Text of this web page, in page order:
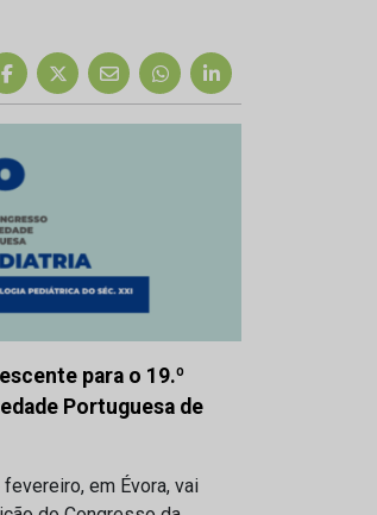
para o 19.º
Portuguesa de
em Évora, vai